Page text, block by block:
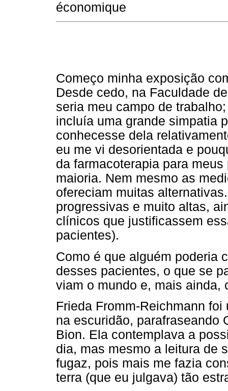
économique
Começo minha exposição
Desde cedo, na Faculdade
seria meu campo de
incluía uma grande simpatia
conhecesse dela
eu me vi desorientada e
da farmacoterapia para
maioria. Nem mesmo as
ofereciam muitas
progressivas e muito altas,
clínicos que justificassem
pacientes).
Como é que alguém poderia
desses pacientes, o que se
viam o mundo e, mais ainda,
Frieda Fromm-Reichmann
na escuridão, parafraseando
Bion. Ela contemplava a
dia, mas mesmo a leitura de
fugaz, pois mais me fazia
terra (que eu julgava) tão